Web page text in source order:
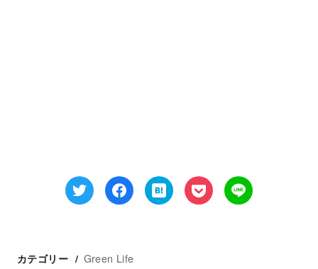
カテゴリー Green Life